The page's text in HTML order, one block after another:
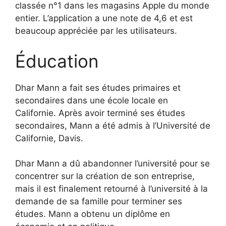
classée n°1 dans les magasins Apple du monde
entier. L’application a une note de 4,6 et est
beaucoup appréciée par les utilisateurs.
Éducation
Dhar Mann a fait ses études primaires et
secondaires dans une école locale en
Californie. Après avoir terminé ses études
secondaires, Mann a été admis à l’Université de
Californie, Davis.
Dhar Mann a dû abandonner l’université pour se
concentrer sur la création de son entreprise,
mais il est finalement retourné à l’université à la
demande de sa famille pour terminer ses
études. Mann a obtenu un diplôme en